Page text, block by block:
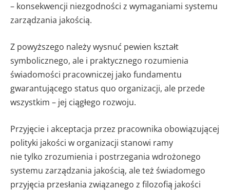
– konsekwencji niezgodności z wymaganiami systemu
zarządzania jakością.
Z powyższego należy wysnuć pewien kształt
symbolicznego, ale i praktycznego rozumienia
świadomości pracowniczej jako fundamentu
gwarantującego status quo organizacji, ale przede
wszystkim – jej ciągłego rozwoju.
Przyjęcie i akceptacja przez pracownika obowiązującej
polityki jakości w organizacji stanowi ramy
nie tylko zrozumienia i postrzegania wdrożonego
systemu zarządzania jakością, ale też świadomego
przyjęcia przesłania związanego z filozofią jakości